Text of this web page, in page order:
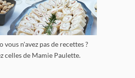
vous n'avez pas de recettes ?
celles de Mamie Paulette.